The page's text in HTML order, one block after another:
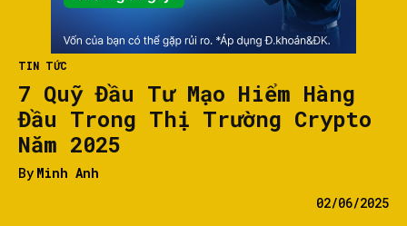
TIN TỨC
7 Quỹ Đầu Tư Mạo Hiểm Hàng
Đầu Trong Thị Trường Crypto
Năm 2025
By Minh Anh
02/06/2025